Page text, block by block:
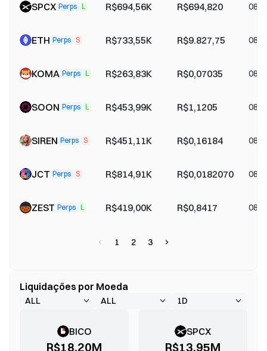
SPCX Perps L R$694,56K R$694,820 08-
ETH Perps S R$733,55K R$9.827,75 08-
KOMA Perps L R$263,83K R$0,07035 08-
SOON Perps L R$453,99K R$1,1205 08-
SIREN Perps S R$451,11K R$0,16184 08-
JCT Perps S R$814,91K R$0,0182070 08-
ZEST Perps L R$419,00K R$0,8417 08-
1 2 3
Liquidações por Moeda
BICO
R$18,20M
SPCX
R$13,95M